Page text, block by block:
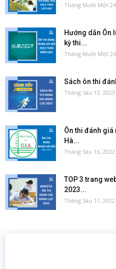
Tháng Mười Một
Hướng dẫn Ôn
kỳ thi...
Tháng Mười Một
Sách ôn thi
Tháng Sáu 13, 2023
Ôn thi đánh
Hà...
Tháng Sáu 16, 2022
TOP 3 trang
2023...
Tháng Sáu 17, 2022